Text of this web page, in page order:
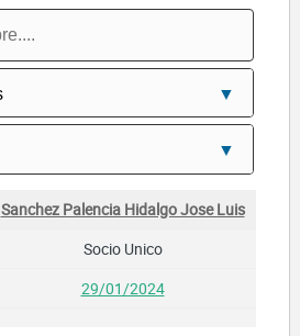
Sanchez Palencia Hidalgo Jose Luis
Socio Unico
29/01/2024